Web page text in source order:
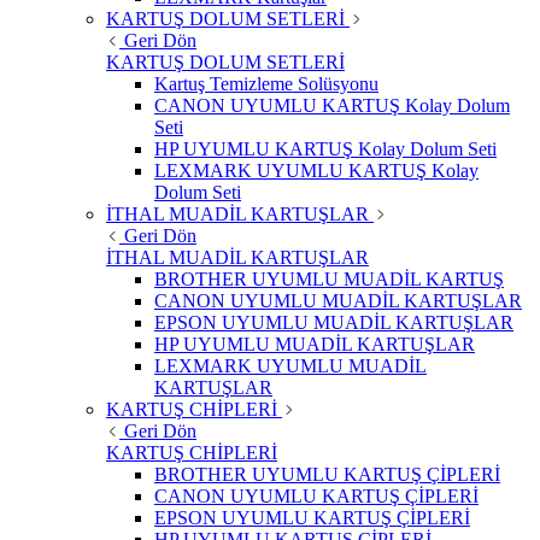
KARTUŞ DOLUM SETLERİ
Geri Dön
KARTUŞ DOLUM SETLERİ
Kartuş Temizleme Solüsyonu
CANON UYUMLU KARTUŞ Kolay Dolum
Seti
HP UYUMLU KARTUŞ Kolay Dolum Seti
LEXMARK UYUMLU KARTUŞ Kolay
Dolum Seti
İTHAL MUADİL KARTUŞLAR
Geri Dön
İTHAL MUADİL KARTUŞLAR
BROTHER UYUMLU MUADİL KARTUŞ
CANON UYUMLU MUADİL KARTUŞLAR
EPSON UYUMLU MUADİL KARTUŞLAR
HP UYUMLU MUADİL KARTUŞLAR
LEXMARK UYUMLU MUADİL
KARTUŞLAR
KARTUŞ CHİPLERİ
Geri Dön
KARTUŞ CHİPLERİ
BROTHER UYUMLU KARTUŞ ÇİPLERİ
CANON UYUMLU KARTUŞ ÇİPLERİ
EPSON UYUMLU KARTUŞ ÇİPLERİ